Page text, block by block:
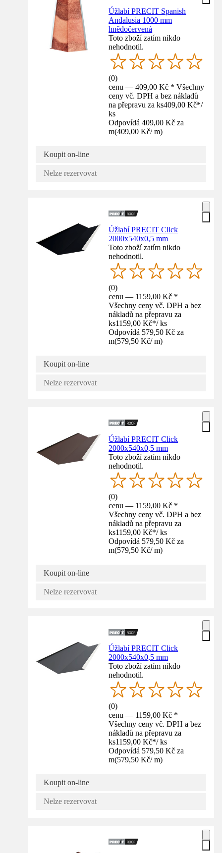
Úžlabí PRECIT Spanish
Andalusia 1000 mm
hnědočervená
Toto zboží zatím nikdo
nehodnotil.
(0)
cenu — 409,00 Kč * Všechny
ceny vč. DPH a bez nákladů
na přepravu za ks409,00 Kč*/
ks
Odpovídá 409,00 Kč za
m(409,00 Kč/ m)
Koupit on-line
Nelze rezervovat
Úžlabí PRECIT Click
2000x540x0,5 mm
Toto zboží zatím nikdo
nehodnotil.
(0)
cenu — 1159,00 Kč *
Všechny ceny vč. DPH a bez
nákladů na přepravu za
ks1159,00 Kč*/ ks
Odpovídá 579,50 Kč za
m(579,50 Kč/ m)
Koupit on-line
Nelze rezervovat
Úžlabí PRECIT Click
2000x540x0,5 mm
Toto zboží zatím nikdo
nehodnotil.
(0)
cenu — 1159,00 Kč *
Všechny ceny vč. DPH a bez
nákladů na přepravu za
ks1159,00 Kč*/ ks
Odpovídá 579,50 Kč za
m(579,50 Kč/ m)
Koupit on-line
Nelze rezervovat
Úžlabí PRECIT Click
2000x540x0,5 mm
Toto zboží zatím nikdo
nehodnotil.
(0)
cenu — 1159,00 Kč *
Všechny ceny vč. DPH a bez
nákladů na přepravu za
ks1159,00 Kč*/ ks
Odpovídá 579,50 Kč za
m(579,50 Kč/ m)
Koupit on-line
Nelze rezervovat